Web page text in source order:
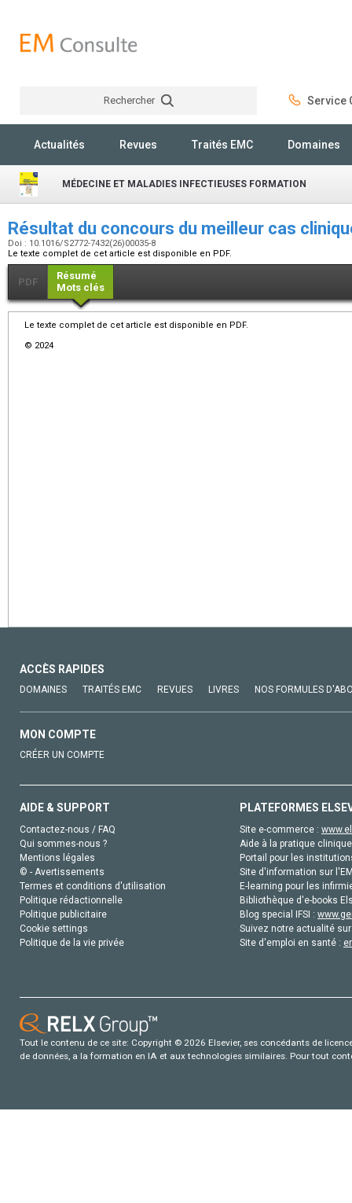
Rechercher Service
Actualités Revues Traités EMC Domaines
MÉDECINE ET MALADIES INFECTIEUSES FORMATION
Résultat du concours du meilleur cas
Doi : 10.1016/S2772-7432(26)00035-8
Le texte complet de cet article est disponible en PDF.
PDF
Résumé
Mots clés
Le texte complet de cet article est disponible en PDF.
© 2024
ACCÈS RAPIDES
DOMAINES TRAITÉS EMC REVUES LIVRES NOS FORMULES
MON COMPTE
CRÉER UN COMPTE
AIDE & SUPPORT
Contactez-nous / FAQ
Qui sommes-nous ?
Mentions légales
© - Avertissements
Termes et conditions d'utilisation
Politique rédactionnelle
Politique publicitaire
Cookie settings
Politique de la vie privée
PLATEFORMES
Site e-commerce :
Aide à la pratique
Portail pour les
Site d'information sur
E-learning pour les
Bibliothèque d'e-books
Blog special IFSI :
Suivez notre actualité
Site d'emploi en santé :
Tout le contenu de ce site: Copyright © 2026 Elsevier, ses concédants de
de données, a la formation en IA et aux technologies similaires. Pour tout